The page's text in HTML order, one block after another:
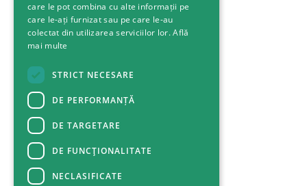
care le pot combina cu alte informații pe
care le-ați furnizat sau pe care le-au
colectat din utilizarea serviciilor lor.Află
mai multe
STRICT NECESARE
DE PERFORMANȚĂ
DE TARGETARE
DE FUNCŢIONALITATE
NECLASIFICATE